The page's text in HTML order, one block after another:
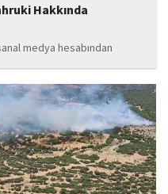
Hakkında
medya hesabından
'Halkı kin ve düşmanlığa
alındı. Mahruki,
sevk edildi.